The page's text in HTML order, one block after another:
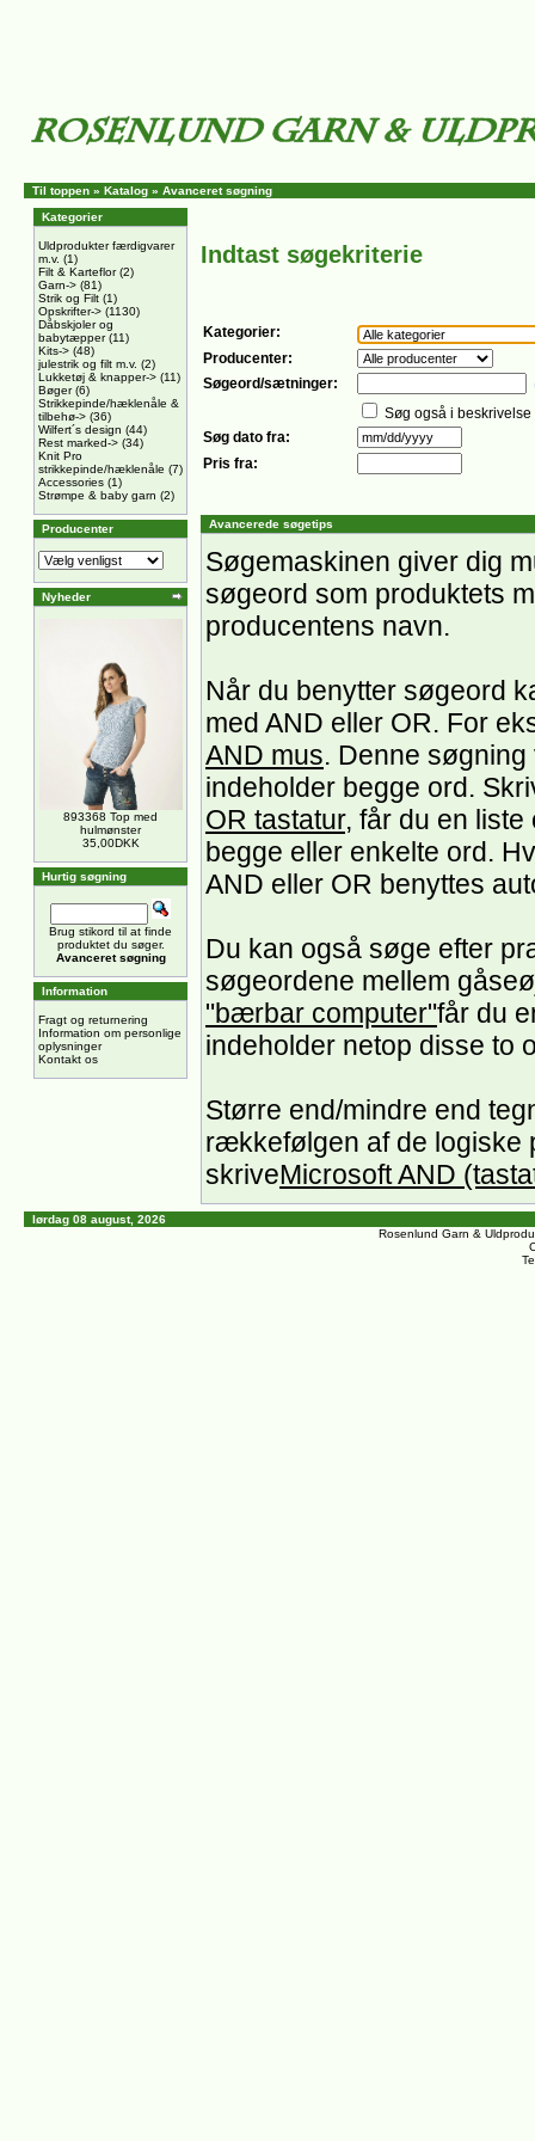
Til toppen » Katalog » Avanceret søgning
Kategorier
Uldprodukter færdigvarer
m.v. (1)
Filt & Karteflor(2)
Garn-> (81)
Strik og Filt (1)
Opskrifter-> (1130)
Dåbskjoler og
babytæpper(11)
Kits-> (48)
julestrik og filt m.v. (2)
Lukketøj & knapper-> (11)
Bøger(6)
Strikkepinde/hæklenåle &
tilbehø-> (36)
Wilfert´s design (44)
Rest marked-> (34)
Knit Pro
strikkepinde/hæklenåle (7)
Accessories (1)
Strømpe & baby garn (2)
Producenter
Nyheder
893368 Top med
hulmønster
35,00DKK
Hurtig søgning
Brug stikord til at finde
produktet du søger.
Avanceret søgning
Information
Fragt og returnering
Information om personlige
oplysninger
Kontakt os
Indtast søgekriterie
Kategorier:
Producenter:
Søgeord/sætninger:
Søg også i beskrivelse
Søg dato fra:
Pris fra:
Avancerede søgetips
Søgemaskinen giver dig
søgeord som produktets
producentens navn.
Når du benytter søgeord
med AND eller OR. For
AND mus. Denne
indeholder begge ord.
OR tastatur, får du en
begge eller enkelte ord.
AND eller OR benyttes
Du kan også søge efter
søgeordene mellem
"bærbar computer"får du
indeholder netop disse to
Større end/mindre end
rækkefølgen af de logiske
skriveMicrosoft AND
lørdag 08 august, 2026
Rosenlund Garn &